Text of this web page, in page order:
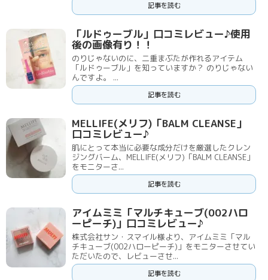
記事を読む
「ルドゥーブル」口コミレビュー♪使用
後の画像有り！！
のりじゃないのに、二重まぶたが作れるアイテム
「ルドゥーブル」を知っていますか？ のりじゃない
んですよ。 ...
記事を読む
MELLIFE(メリフ)「BALM CLEANSE」
口コミレビュー♪
肌にとって本当に必要な成分だけを厳選したクレン
ジングバーム、MELLIFE(メリフ)「BALM CLEANSE」
をモニターさ...
記事を読む
アイムミミ「マルチキューブ(002ハロ
ーピーチ)」口コミレビュー♪
株式会社サン・スマイル様より、アイムミミ「マル
チキューブ(002ハローピーチ)」をモニターさせてい
ただいたので、レビューさせ...
記事を読む